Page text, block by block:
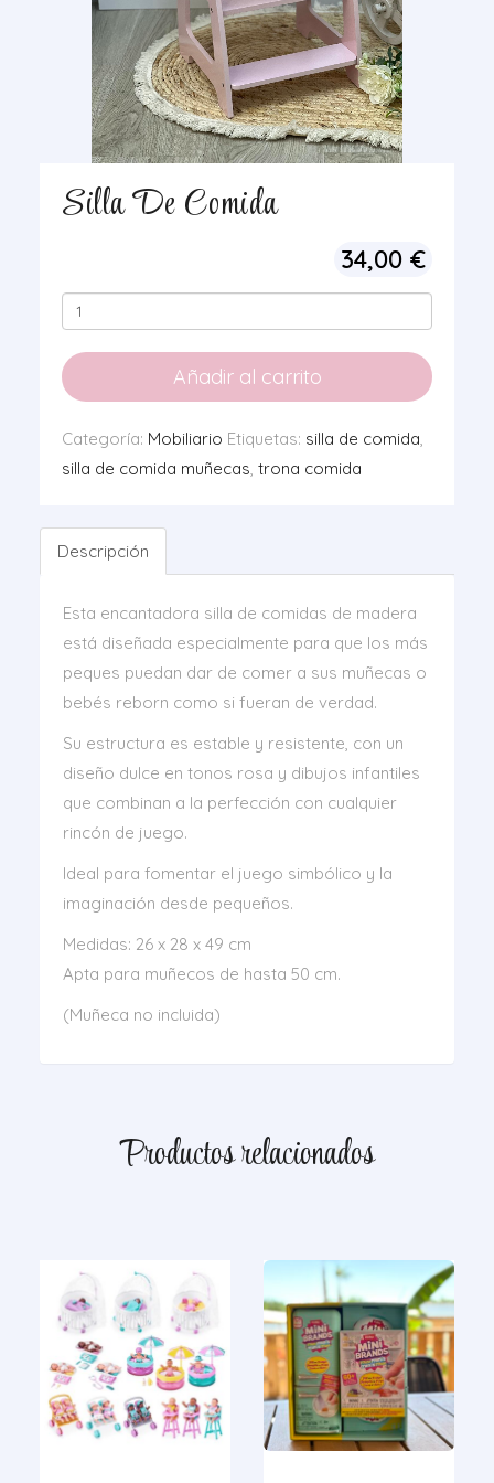
Silla De Comida
34,00 €
Silla
De
Comida
cantidad
Añadir al carrito
Categoría: Mobiliario Etiquetas: silla de comida,
silla de comida muñecas, trona comida
Descripción
Esta encantadora silla de comidas de madera
está diseñada especialmente para que los más
peques puedan dar de comer a sus muñecas o
bebés reborn como si fueran de verdad.
Su estructura es estable y resistente, con un
diseño dulce en tonos rosa y dibujos infantiles
que combinan a la perfección con cualquier
rincón de juego.
Ideal para fomentar el juego simbólico y la
imaginación desde pequeños.
Medidas: 26 x 28 x 49 cm
Apta para muñecos de hasta 50 cm.
(Muñeca no incluida)
Productos relacionados